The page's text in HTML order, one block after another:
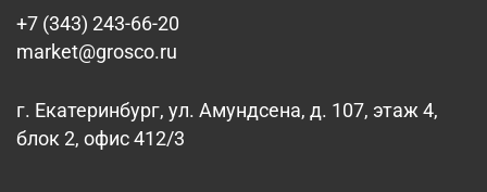
+7 (343) 243-66-20
market@grosco.ru
г. Екатеринбург, ул. Амундсена, д. 107, этаж 4,
блок 2, офис 412/3